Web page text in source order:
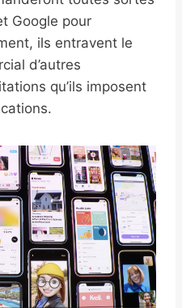
Google pour
ils entravent le
d’autres
qu’ils imposent